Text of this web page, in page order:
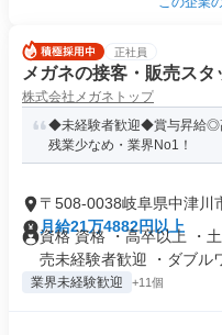
正社員
メガネの接客・販売スタ
株式会社メガネトップ
◆未経験者歓迎◆賞与昇給◎
残業少なめ・業界No1！
〒508-0038岐阜県中津川
月給21万4882円以上
資格 資格 ・高卒以上 ・
売未経験者歓迎 ・ダブル
業界未経験歓迎 +11個